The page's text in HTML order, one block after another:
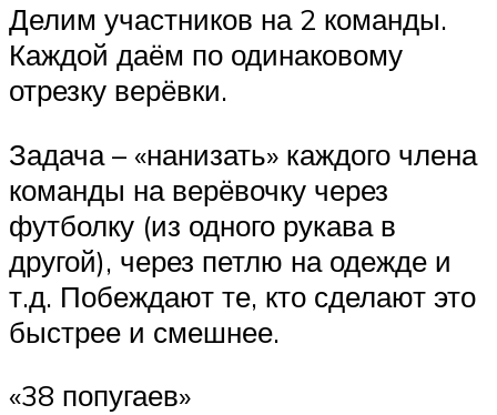
Делим участников на 2 команды.
Каждой даём по одинаковому
отрезку верёвки.
Задача – «нанизать» каждого члена
команды на верёвочку через
футболку (из одного рукава в
другой), через петлю на одежде и
т.д. Побеждают те, кто сделают это
быстрее и смешнее.
«38 попугаев»